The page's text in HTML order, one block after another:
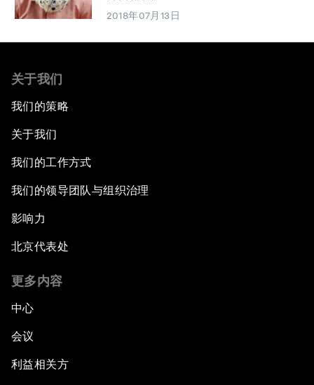
2018年07月13日
关于我们
我们的策略
关于我们
我们的工作方式
我们的领导团队与组织治理
影响力
北京代表处
更多内容
中心
会议
利益相关方